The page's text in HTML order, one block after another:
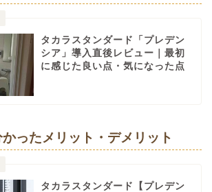
タカラスタンダード「プレデン
シア」導入直後レビュー｜最初
に感じた良い点・気になった点
ったメリット・デメリット
タカラスタンダード【プレデン